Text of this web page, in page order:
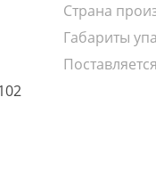
Страна
Габариты